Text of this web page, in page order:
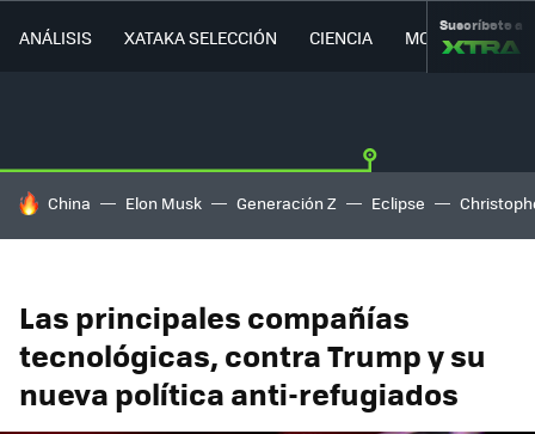
ANÁLISIS XATAKA SELECCIÓN CIENCIA MOVILIDAD
Suscríbete a
HOY SE HABLA DE
China Elon Musk Generación Z Eclipse
Las principales compañías
tecnológicas, contra Trump y su
nueva política anti-refugiados